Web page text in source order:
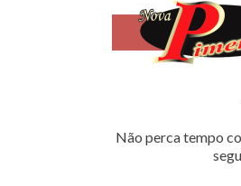
Não perca tempo